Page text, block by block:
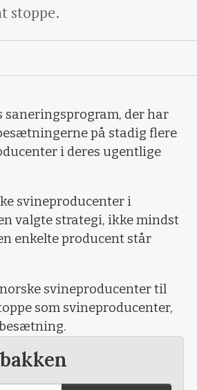
stoppe.
saneringsprogram, der har
på stadig flere
i deres ugentlige
svineproducenter i
valgte strategi, ikke mindst
enkelte producent står
svineproducenter til
som svineproducenter,